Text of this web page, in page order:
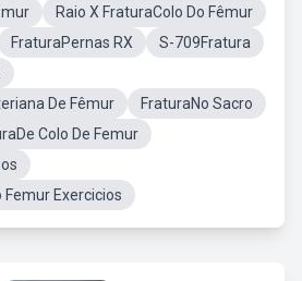
Raio X FraturaColo Do Fêmur
FraturaPernas RX
S-709Fratura
De Fêmur
FraturaNo Sacro
Colo De Femur
Femur Exercicios